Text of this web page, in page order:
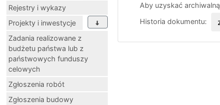
Rejestry i wykazy
Projekty i inwestycje
Zadania realizowane z
budżetu państwa lub z
państwowych funduszy
celowych
Zgłoszenia robót
Zgłoszenia budowy
Aby uzyskać
Historia dokumentu: